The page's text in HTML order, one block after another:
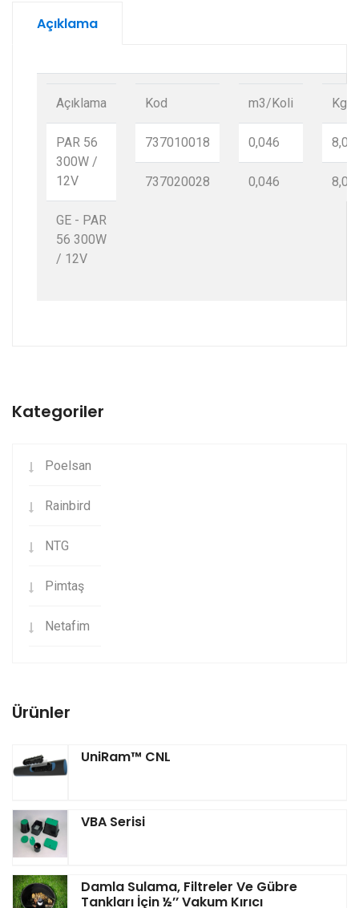
Açıklama
Açıklama
PAR 56
300W /
12V
GE - PAR
56 300W
/ 12V
Kod
737010018
737020028
m3/Koli
0,046
0,046
Kg/
Kategoriler
Poelsan
Rainbird
NTG
Pimtaş
Netafim
Ürünler
UniRam™ CNL
VBA Serisi
Damla Sulama, Filtreler Ve Gübre
Tankları İçin ½’’ Vakum Kırıcı